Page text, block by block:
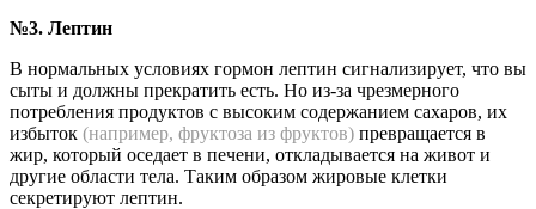
№3. Лептин
В нормальных условиях гормон лептин сигнализирует, что вы
сыты и должны прекратить есть. Но из-за чрезмерного
потребления продуктов с высоким содержанием сахаров, их
избыток (например, фруктоза из фруктов) превращается в
жир, который оседает в печени, откладывается на живот и
другие области тела. Таким образом жировые клетки
секретируют лептин.